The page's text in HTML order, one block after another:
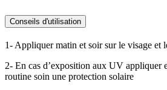
Conseils d'utilisation
1- Appliquer matin et soir sur le visage et
2- En cas d’exposition aux UV appliquer
routine soin une protection solaire